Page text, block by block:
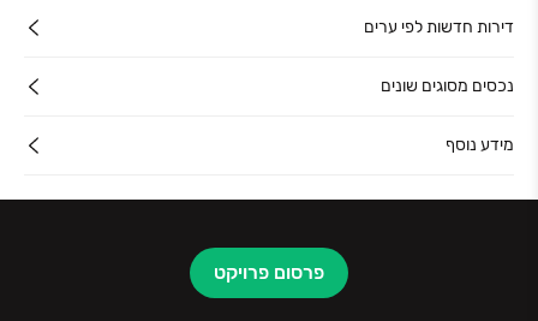
דירות חדשות לפי ערים
נכסים מסוגים שונים
מידע נוסף
פרסום פרויקט